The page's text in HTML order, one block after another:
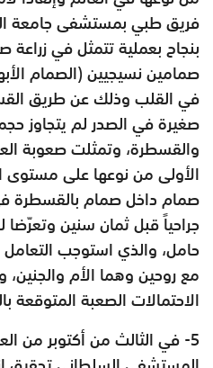
فريق طبي بمستشفى جامعة
بنجاح بعملية تتمثل في
صمامين نسيجيين (الصمام
في القلب وذلك عن طريق
والقسطرة، وتمثلت صعوبة
الأولى من نوعها على مستوى
صمام داخل صمام بالقسطرة
جراحياً قبل ثمان سنين
حامل، والذي استوجب
مع روحين وهما الأم والجنين،
الاحتمالات الصعبة المتوقعة
5- في الثالث من أكتوبر من